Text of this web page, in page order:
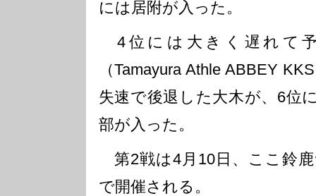
には居附が入った。
4位には大きく遅れて
（Tamayura Athle ABBEY
失速で後退した大木が、6位
部が入った。
第2戦は4月10日、ここ鈴
で開催される。